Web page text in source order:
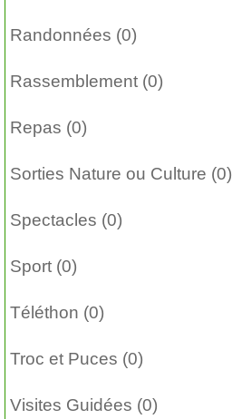
Randonnées (0)
Rassemblement (0)
Repas (0)
Sorties Nature ou Culture (0)
Spectacles (0)
Sport (0)
Téléthon (0)
Troc et Puces (0)
Visites Guidées (0)